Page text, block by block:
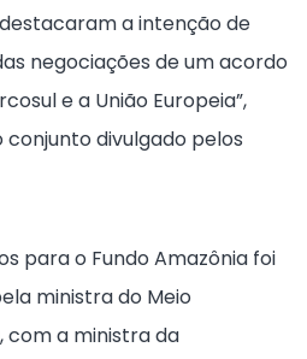
a intenção de
negociações de um acordo
e a União Europeia”,
divulgado pelos
para o Fundo Amazônia foi
ministra do Meio
com a ministra da